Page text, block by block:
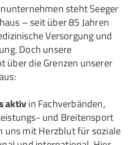
steht Seeger
– seit über 85 Jahren
Versorgung und
Doch unsere
über die Grenzen unserer
aktivin Fachverbänden,
und Breitensport
uns mit Herzblut für soziale